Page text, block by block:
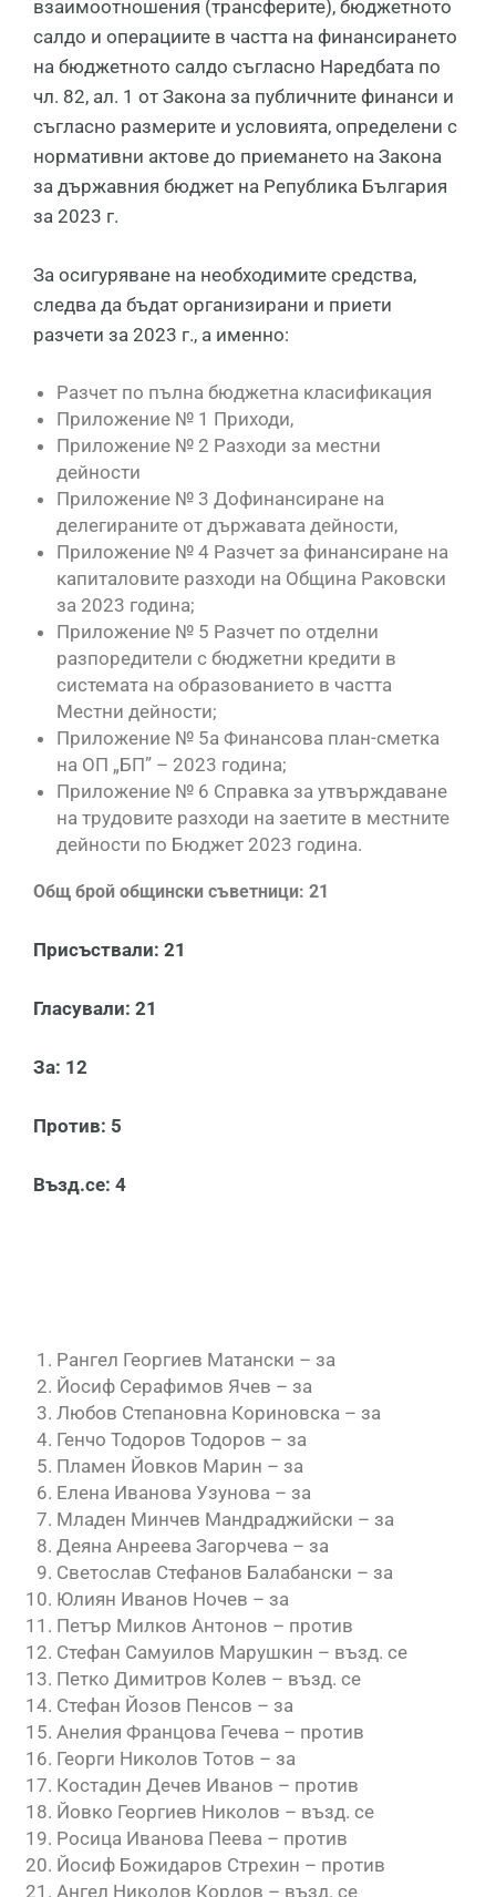
взаимоотношения (трансферите), бюджетното
салдо и операциите в частта на финансирането
на бюджетното салдо съгласно Наредбата по
чл. 82, ал. 1 от Закона за публичните финанси и
съгласно размерите и условията, определени с
нормативни актове до приемането на Закона
за държавния бюджет на Република България
за 2023 г.
За осигуряване на необходимите средства,
следва да бъдат организирани и приети
разчети за 2023 г., а именно:
Разчет по пълна бюджетна класификация
Приложение № 1 Приходи,
Приложение № 2 Разходи за местни
дейности
Приложение № 3 Дофинансиране на
делегираните от държавата дейности,
Приложение № 4 Разчет за финансиране на
капиталовите разходи на Община Раковски
за 2023 година;
Приложение № 5 Разчет по отделни
разпоредители с бюджетни кредити в
системата на образованието в частта
Местни дейности;
Приложение № 5а Финансова план-сметка
на ОП „БП” – 2023 година;
Приложение № 6 Справка за утвърждаване
на трудовите разходи на заетите в местните
дейности по Бюджет 2023 година.
Общ брой общински съветници: 21
Присъствали: 21
Гласували: 21
За: 12
Против: 5
Възд.се: 4
Рангел Георгиев Матански – за
Йосиф Серафимов Ячев – за
Любов Степановна Кориновска – за
Генчо Тодоров Тодоров – за
Пламен Йовков Марин – за
Елена Иванова Узунова – за
Младен Минчев Мандраджийски – за
Деяна Анреева Загорчева – за
Светослав Стефанов Балабански – за
Юлиян Иванов Ночев – за
Петър Милков Антонов – против
Стефан Самуилов Марушкин – възд. се
Петко Димитров Колев – възд. се
Стефан Йозов Пенсов – за
Анелия Францова Гечева – против
Георги Николов Тотов – за
Костадин Дечев Иванов – против
Йовко Георгиев Николов – възд. се
Росица Иванова Пеева – против
Йосиф Божидаров Стрехин – против
Ангел Николов Кордов – възд. се